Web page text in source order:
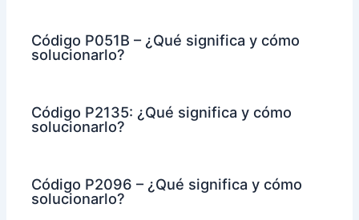
Código P051B – ¿Qué significa y cómo
solucionarlo?
Código P2135: ¿Qué significa y cómo
solucionarlo?
Código P2096 – ¿Qué significa y cómo
solucionarlo?